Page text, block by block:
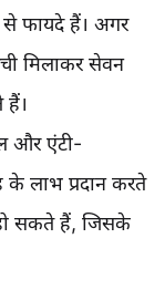
फायदे हैं। अगर
मिलाकर सेवन
हैं।
और एंटी-
के लाभ प्रदान करते
सकते हैं, जिसके